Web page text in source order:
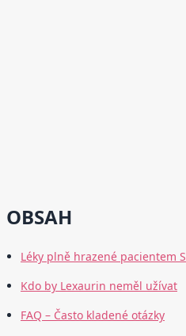
OBSAH
Léky plně hrazené pacientem S
Kdo by Lexaurin neměl užívat
FAQ – Často kladené otázky